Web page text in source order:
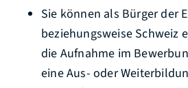
Sie können als Bürger der
beziehungsweise Schweiz
die Aufnahme im
eine Aus- oder